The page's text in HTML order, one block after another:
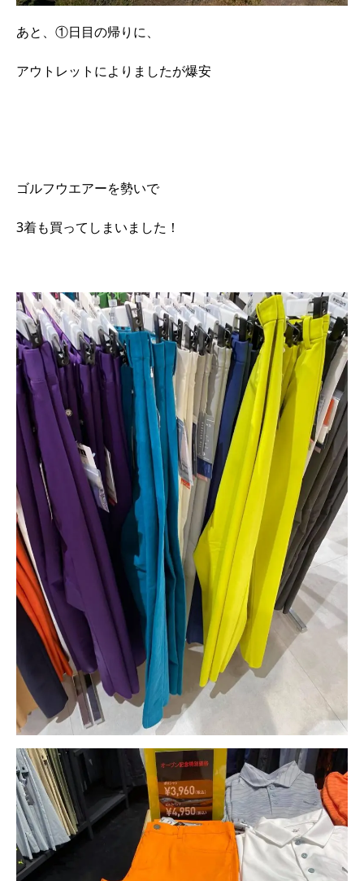
あと、①日目の帰りに、
アウトレットによりましたが爆安
ゴルフウエアーを勢いで
3着も買ってしまいました！